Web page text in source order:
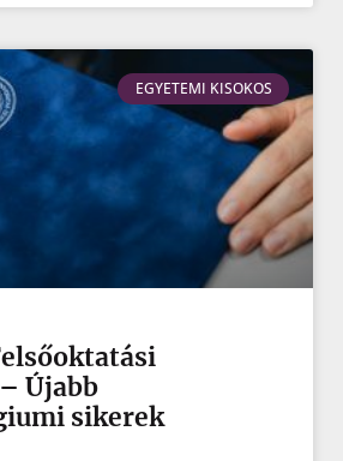
EGYETEMI KISOKOS
Újabb
sikerek